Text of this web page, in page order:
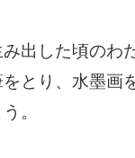
み出した頃のわ
をとり、水墨画
。